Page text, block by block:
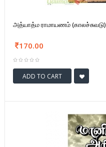
அத்யாத்ம ராமாயணம் (காலச்சுவடு)
170.00
ADD TO CART